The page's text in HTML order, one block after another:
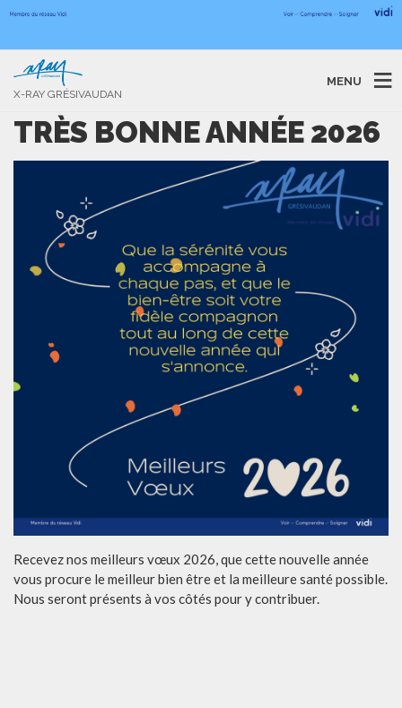
X-RAY GRÉSIVAUDAN
MENU
TRÈS BONNE ANNÉE 2026
Recevez nos meilleurs vœux 2026, que cette nouvelle année
vous procure le meilleur bien être et la meilleure santé possible.
Nous seront présents à vos côtés pour y contribuer.